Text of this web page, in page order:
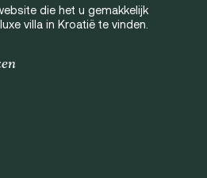
die het u gemakkelijk
villa in Kroatië te vinden.